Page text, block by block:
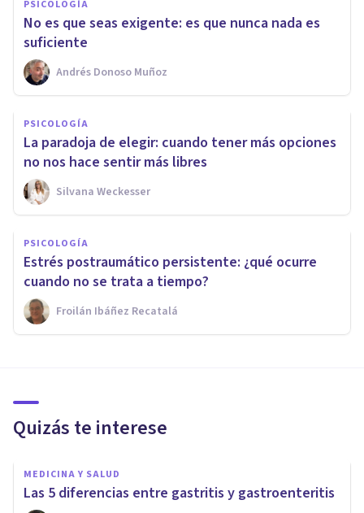
PSICOLOGÍA
No es que seas exigente: es que nunca nada es
suficiente
Andrés Donoso Muñoz
PSICOLOGÍA
La paradoja de elegir: cuando tener más opciones
no nos hace sentir más libres
Silvana Weckesser
PSICOLOGÍA
Estrés postraumático persistente: ¿qué ocurre
cuando no se trata a tiempo?
Froilán Ibáñez Recatalá
Quizás te interese
MEDICINA Y SALUD
Las 5 diferencias entre gastritis y gastroenteritis